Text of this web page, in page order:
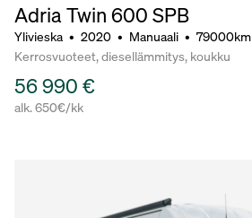
Adria Twin 600 SPB
Ylivieska • 2020 • Manuaali • 79000km
Kerrosvuoteet, diesellämmitys, koukku
56 990 €
alk. 650€/kk